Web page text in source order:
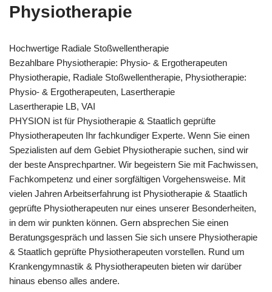
Physiotherapie
Hochwertige Radiale Stoßwellentherapie
Bezahlbare Physiotherapie: Physio- & Ergotherapeuten
Physiotherapie, Radiale Stoßwellentherapie, Physiotherapie:
Physio- & Ergotherapeuten, Lasertherapie
Lasertherapie LB, VAI
PHYSION ist für Physiotherapie & Staatlich geprüfte
Physiotherapeuten Ihr fachkundiger Experte. Wenn Sie einen
Spezialisten auf dem Gebiet Physiotherapie suchen, sind wir
der beste Ansprechpartner. Wir begeistern Sie mit Fachwissen,
Fachkompetenz und einer sorgfältigen Vorgehensweise. Mit
vielen Jahren Arbeitserfahrung ist Physiotherapie & Staatlich
geprüfte Physiotherapeuten nur eines unserer Besonderheiten,
in dem wir punkten können. Gern absprechen Sie einen
Beratungsgespräch und lassen Sie sich unsere Physiotherapie
& Staatlich geprüfte Physiotherapeuten vorstellen. Rund um
Krankengymnastik & Physiotherapeuten bieten wir darüber
hinaus ebenso alles andere.